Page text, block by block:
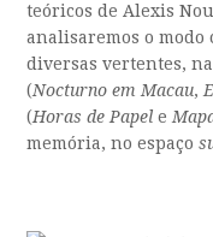
teóricos de Alexis
analisaremos o
diversas vertentes,
(Nocturno em Macau,
(Horas de Papel e
memória, no espaço